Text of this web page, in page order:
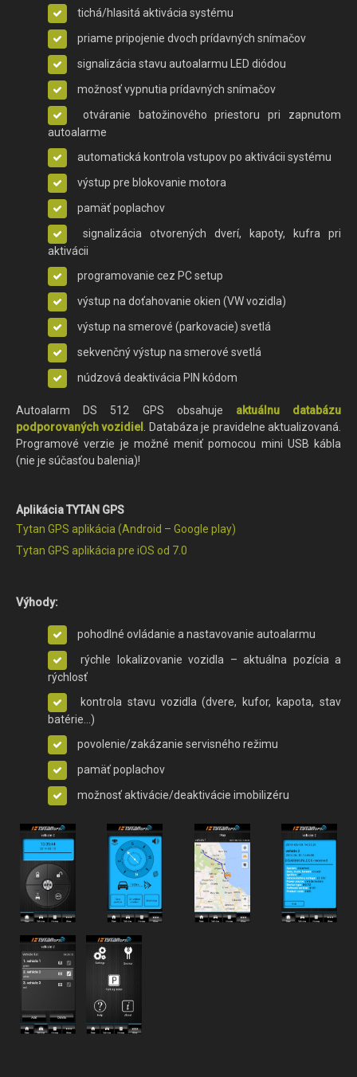
tichá/hlasitá aktivácia systému
priame pripojenie dvoch prídavných snímačov
signalizácia stavu autoalarmu LED diódou
možnosť vypnutia prídavných snímačov
otváranie batožinového priestoru pri zapnutom
autoalarme
automatická kontrola vstupov po aktivácii systému
výstup pre blokovanie motora
pamäť poplachov
signalizácia otvorených dverí, kapoty, kufra pri
aktivácii
programovanie cez PC setup
výstup na doťahovanie okien (VW vozidla)
výstup na smerové (parkovacie) svetlá
sekvenčný výstup na smerové svetlá
núdzová deaktivácia PIN kódom
Autoalarm DS 512 GPS obsahuje aktuálnu databázu
podporovaných vozidiel . Databáza je pravidelne aktualizovaná.
Programové verzie je možné meniť pomocou mini USB kábla
(nie je súčasťou balenia)!
Aplikácia TYTAN GPS
Tytan GPS aplikácia (Android – Google play)
Tytan GPS aplikácia pre iOS od 7.0
Výhody:
pohodlné ovládanie a nastavovanie autoalarmu
rýchle lokalizovanie vozidla – aktuálna pozícia a
rýchlosť
kontrola stavu vozidla (dvere, kufor, kapota, stav
batérie...)
povolenie/zakázanie servisného režimu
pamäť poplachov
možnosť aktivácie/deaktivácie imobilizéru